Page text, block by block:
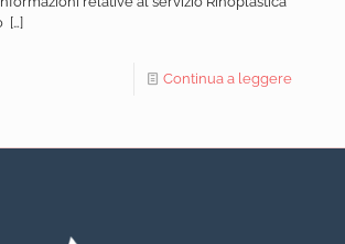
[…]
Continua a leggere